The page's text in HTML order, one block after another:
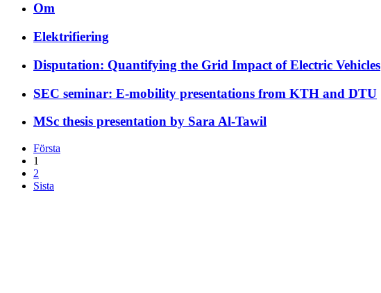
Om
Elektrifiering
Disputation: Quantifying the Grid Impact of Electric Vehicles
SEC seminar: E-mobility presentations from KTH and DTU
MSc thesis presentation by Sara Al-Tawil
Första
1
2
Sista